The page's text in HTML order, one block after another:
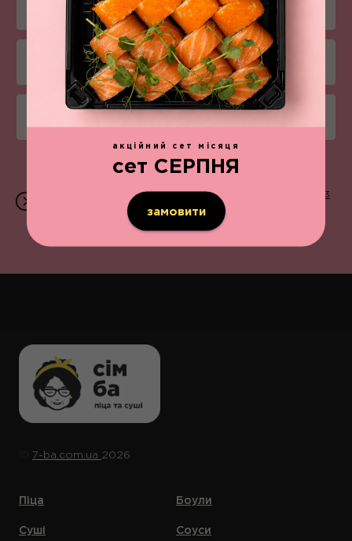
Соуси
Приймаємо замовлення щодня з 11:00 до 22:00 | 096 203
07 07 | вул. В.Великого, 13
акційний сет місяця
сет СЕРПНЯ
замовити
7-ba.com.ua 2026
Піца
Суші
Боули
Соуси